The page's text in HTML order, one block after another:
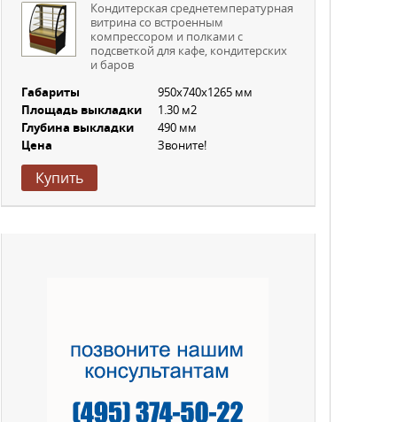
Кондитерская среднетемпературная
витрина со встроенным
компрессором и полками с
подсветкой для кафе, кондитерских
и баров
Габариты 950х740х1265 мм
Площадь выкладки 1.30 м2
Глубина выкладки 490 мм
Цена Звоните!
Купить